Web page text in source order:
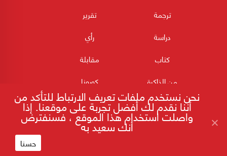
ترجمة
تقرير
دراسة
رأي
كتاب
مقابلة
من الذاكرة
كورونا
نحن نستخدم ملفات تعريف الارتباط للتأكد من
أننا نقدم لك أفضل تجربة على موقعنا. إذا
واصلت استخدام هذا الموقع ، فسنفترض
أنك سعيد به
حسنا